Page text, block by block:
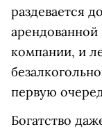
раздевается
компании, и
первую
Богатство